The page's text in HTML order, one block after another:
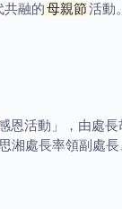
共融的母親節活動
恩活動」，由處
湘處長率領副處